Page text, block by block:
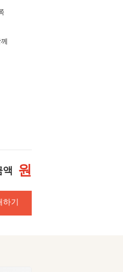
액 원
하기